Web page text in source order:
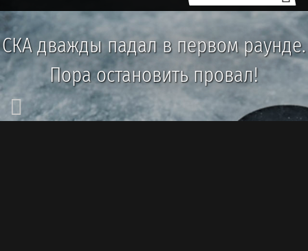
СКА дважды падал в первом раунде.
Пора остановить провал!